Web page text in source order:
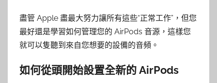
盡管 Apple 盡最大努力讓所有這些“正常工作”，但您
最好還是學習如何管理您的 AirPods 音源，這樣您
就可以隻聽到來自您想要的設備的音頻。
如何從頭開始設置全新的 AirPods